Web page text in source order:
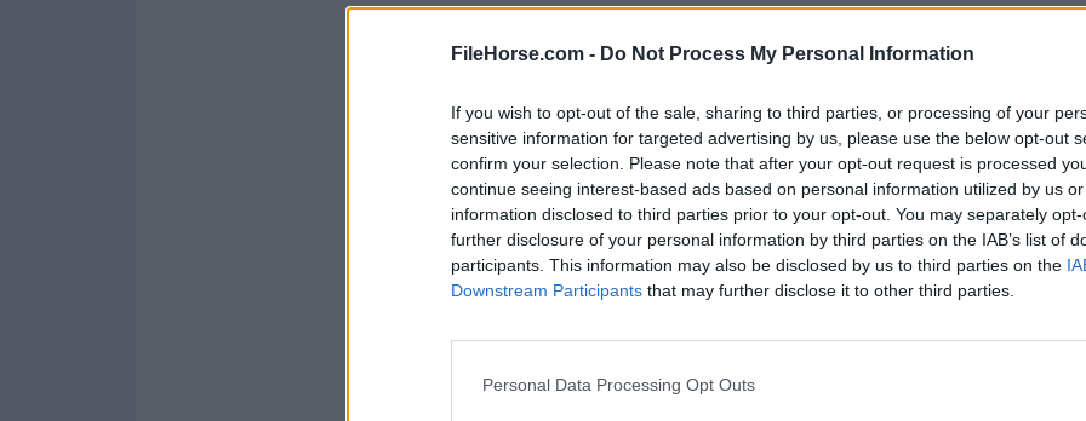
FileHorse.com - Do Not Process My Personal Information
If you wish to opt-out of the sale, sharing to third parties, or processing of your
sensitive information for targeted advertising by us, please use the below opt-out
confirm your selection. Please note that after your opt-out request is processed
continue seeing interest-based ads based on personal information utilized by us
information disclosed to third parties prior to your opt-out. You may separately
further disclosure of your personal information by third parties on the IAB’s list of
participants. This information may also be disclosed by us to third parties on the
Downstream Participants that may further disclose it to other third parties.
Personal Data Processing Opt Outs
Descargar FreeNAS 11.3 U2.1
¿Por qué se publica esta aplicación en Filehorse? ( Más
Imágenes
Top Descargas